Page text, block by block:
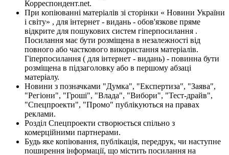
Корреспондент.net.
При копіюванні матеріалів зі сторінки « Новини України
і світу» , для інтернет - видань - обов'язкове пряме
відкрите для пошукових систем гіперпосилання .
Посилання має бути розміщена в незалежності від
повного або часткового використання матеріалів.
Гіперпосилання ( для інтернет - видань) - повинна бути
розміщена в підзаголовку або в першому абзаці
матеріалу.
Новини з позначками "Думка", "Експертиза", "Заява",
"Регіони", "Гроші", "Влада", "Вибори", "Тест-драйв",
"Спецпроекти", "Промо" публікуються на правах
реклами.
Розділ Спецпроекти створюється спільно з
комерційними партнерами.
Будь яке копіювання, публікація, передрук, чи наступне
поширення інформації, що містить посилання на